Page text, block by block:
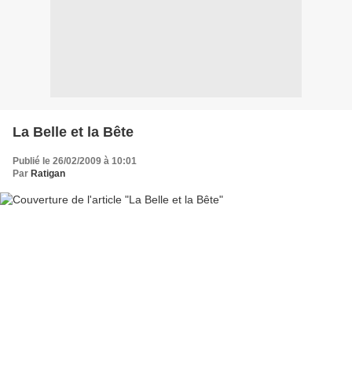
La Belle et la Bête
Publié le 26/02/2009 à 10:01
Par Ratigan